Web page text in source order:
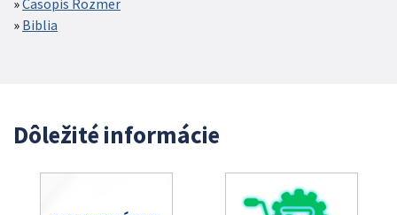
Časopis Rozmer
Biblia
Dôležité informácie